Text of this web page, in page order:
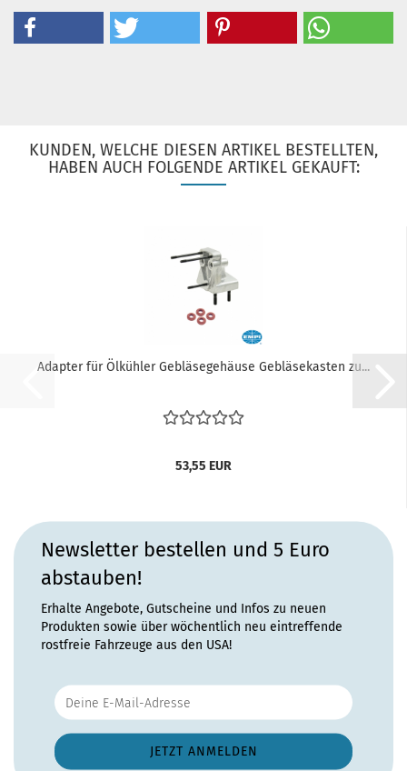
KUNDEN, WELCHE DIESEN ARTIKEL BESTELLTEN,
HABEN AUCH FOLGENDE ARTIKEL GEKAUFT:
Adapter für Ölkühler Gebläsegehäuse Gebläsekasten zu...
53,55 EUR
Newsletter bestellen und 5 Euro
abstauben!
Erhalte Angebote, Gutscheine und Infos zu neuen
Produkten sowie über wöchentlich neu eintreffende
rostfreie Fahrzeuge aus den USA!